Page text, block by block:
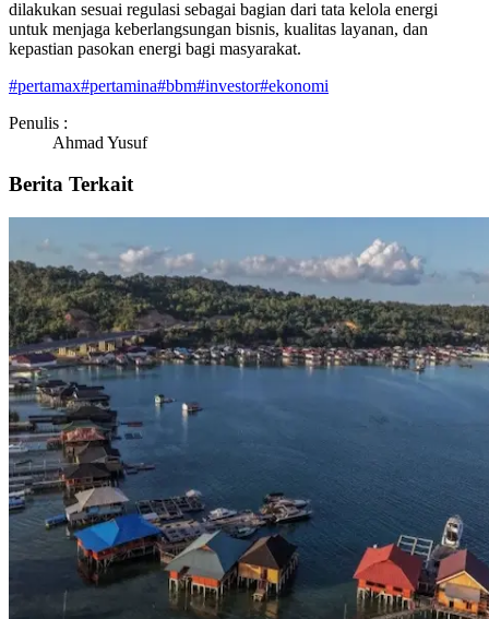
dilakukan sesuai regulasi sebagai bagian dari tata kelola energi
untuk menjaga keberlangsungan bisnis, kualitas layanan, dan
kepastian pasokan energi bagi masyarakat.
#pertamax#pertamina#bbm#investor#ekonomi
Penulis :
Ahmad Yusuf
Berita Terkait